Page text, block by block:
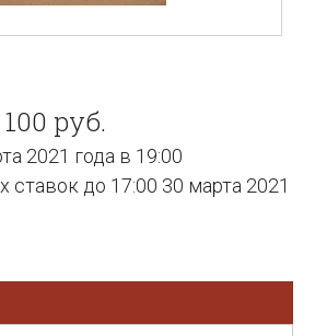
руб.
2021 года в 19:00
ставок до 17:00 30 марта 2021